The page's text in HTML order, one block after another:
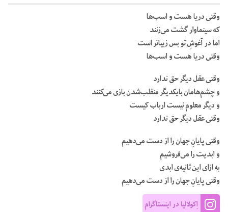
وقتی دریا هست و اسب‌ها
که سینماوار گشت می‌زنند
اما در آغوشِ تو بس زیباتر است
وقتی دریا هست و اسب‌ها
وقتی عقل دیگر حق ندارد
و چشم‌هامان بایکدیگر منقلب‌شدن بازی می‌کنند
و دیگر معلوم نیست ارباب کیست
وقتی عقل دیگر حق ندارد
وقتی پایانِ جهان را از دست می‌دهیم
و ابدیت را می‌فروشیم
به ازای این ثانیه‌ی ابدی
وقتی پایانِ جهان را از دست می‌دهیم
اِکولالیا در اینستاگرام